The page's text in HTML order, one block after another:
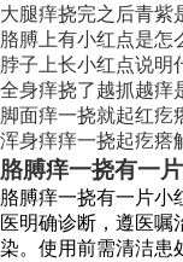
大腿痒挠完之后青紫
胳膊上有小红点是怎
脖子上长小红点说明
全身痒挠了越抓越痒
脚面痒一挠就起红疙
浑身痒痒一挠起疙瘩
胳膊痒一挠有一
胳膊痒一挠有一片小
医明确诊断，遵医嘱
染。使用前需清洁患